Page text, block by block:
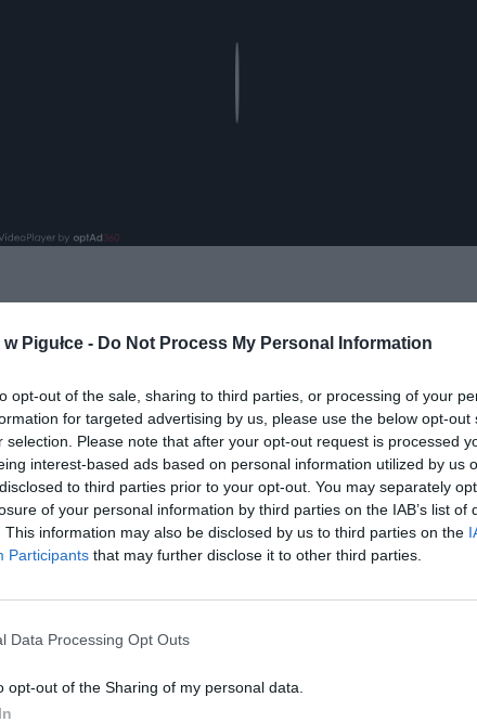
Pigułce - Do Not Process My Personal Information
opt-out of the sale, sharing to third parties, or processing of your
for targeted advertising by us, please use the below opt-out
selection. Please note that after your opt-out request is processed
interest-based ads based on personal information utilized by us
to third parties prior to your opt-out. You may separately
of your personal information by third parties on the IAB’s list of
This information may also be disclosed by us to third parties on the
Participants that may further disclose it to other third parties.
Data Processing Opt Outs
opt-out of the Sharing of my personal data.
ad